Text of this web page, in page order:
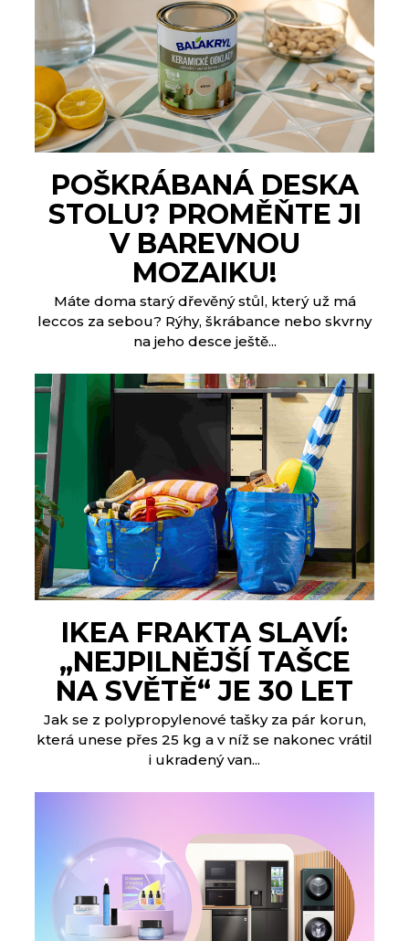
POŠKRÁBANÁ DESKA
STOLU? PROMĚŇTE JI
V BAREVNOU
MOZAIKU!
Máte doma starý dřevěný stůl, který už má
leccos za sebou? Rýhy, škrábance nebo skvrny
na jeho desce ještě...
IKEA FRAKTA SLAVÍ:
„NEJPILNĚJŠÍ TAŠCE
NA SVĚTĚ“ JE 30 LET
Jak se z polypropylenové tašky za pár korun,
která unese přes 25 kg a v níž se nakonec vrátil
i ukradený van...